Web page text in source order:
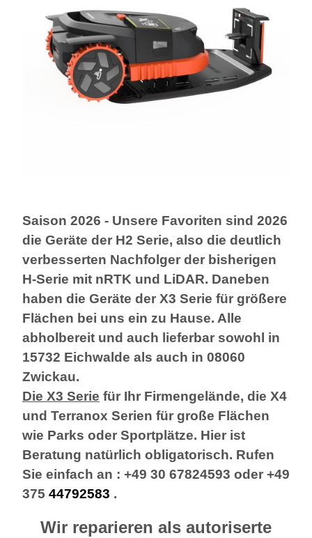
Saison 2026 - Unsere Favoriten sind 2026
die Geräte der H2 Serie, also die deutlich
verbesserten Nachfolger der bisherigen
H-Serie mit nRTK und LiDAR. Daneben
haben die Geräte der X3 Serie für größere
Flächen bei uns ein zu Hause. Alle
abholbereit und auch lieferbar sowohl in
15732 Eichwalde als auch in 08060
Zwickau.
Die X3 Serie für Ihr Firmengelände, die X4
und Terranox Serien für große Flächen
wie Parks oder Sportplätze. Hier ist
Beratung natürlich obligatorisch. Rufen
Sie einfach an : +49 30 67824593 oder +49
375 44792583 .
Wir reparieren als autoriserte